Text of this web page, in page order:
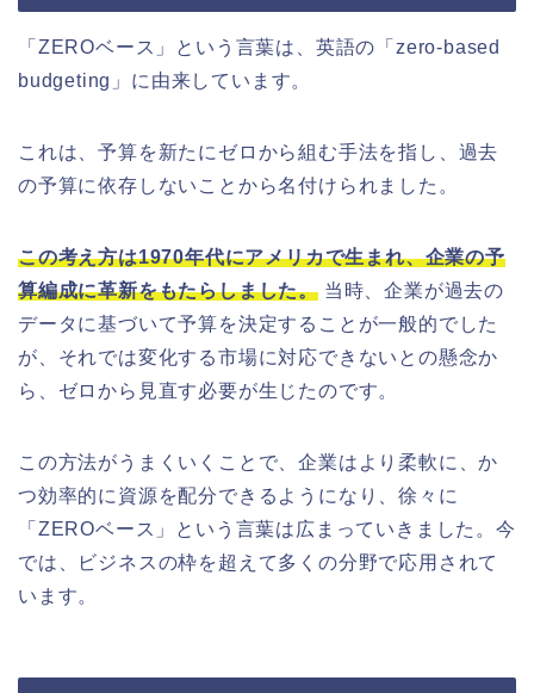
「ZEROベース」という言葉は、英語の「zero-based
budgeting」に由来しています。
これは、予算を新たにゼロから組む手法を指し、過去
の予算に依存しないことから名付けられました。
この考え方は1970年代にアメリカで生まれ、企業の予
算編成に革新をもたらしました。 当時、企業が過去の
データに基づいて予算を決定することが一般的でした
が、それでは変化する市場に対応できないとの懸念か
ら、ゼロから見直す必要が生じたのです。
この方法がうまくいくことで、企業はより柔軟に、か
つ効率的に資源を配分できるようになり、徐々に
「ZEROベース」という言葉は広まっていきました。今
では、ビジネスの枠を超えて多くの分野で応用されて
います。